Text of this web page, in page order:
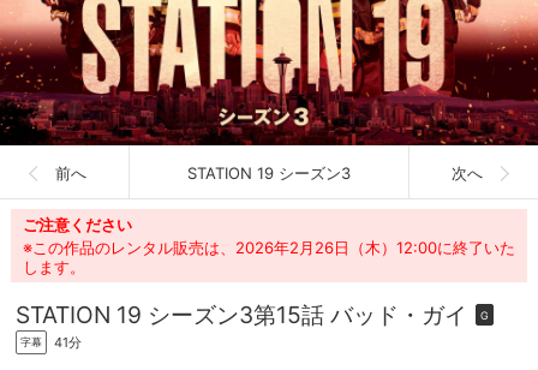
前へ STATION 19 シーズン3 次へ
ご注意ください
※この作品のレンタル販売は、2026年2月26日（木）12:00に終了いた
します。
STATION 19 シーズン3第15話 バッド・ガイ G
字幕 41分